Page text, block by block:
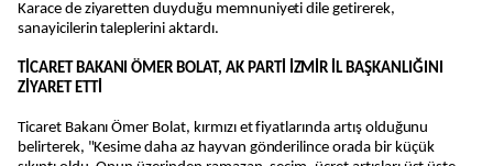
Karace de ziyaretten duyduğu memnuniyeti dile getirerek,
sanayicilerin taleplerini aktardı.
TİCARET BAKANI ÖMER BOLAT, AK PARTİ İZMİR İL BAŞKANLIĞINI
ZİYARET ETTİ
Ticaret Bakanı Ömer Bolat, kırmızı et fiyatlarında artış olduğunu
belirterek, "Kesime daha az hayvan gönderilince orada bir küçük